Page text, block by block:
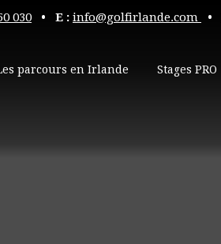
030 • E : info@golfirlande.com •
parcours en Irlande Stages PRO